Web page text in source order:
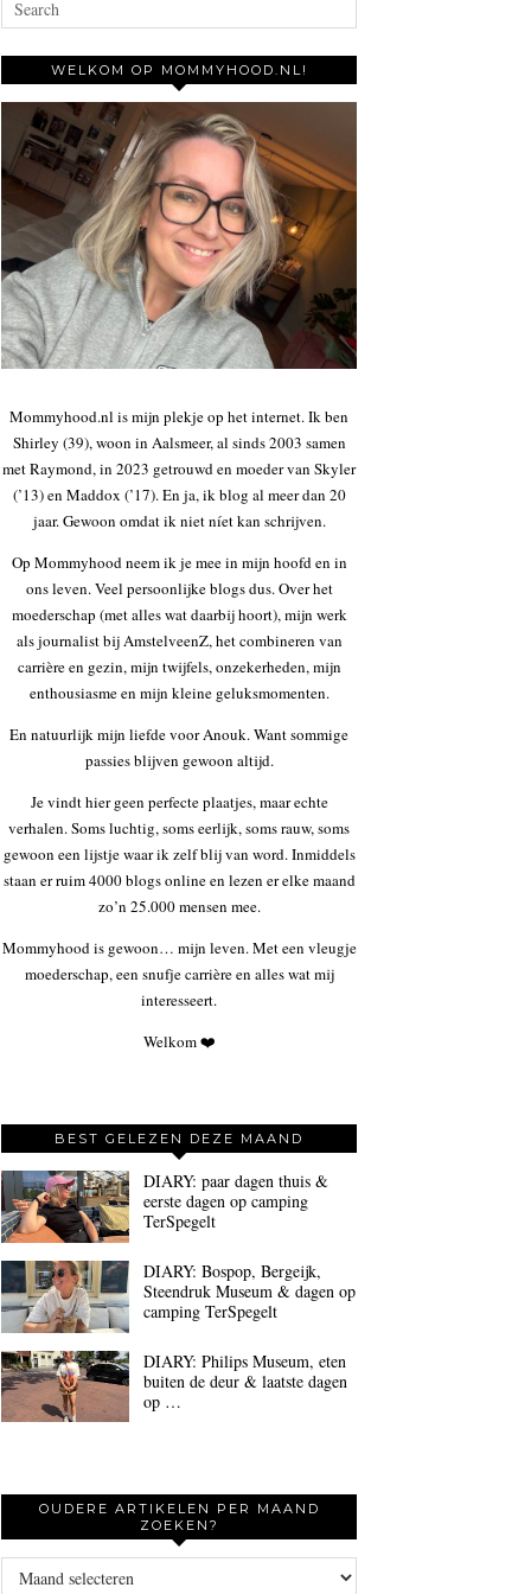
WELKOM OP MOMMYHOOD.NL!
Mommyhood.nl is mijn plekje op het internet. Ik ben
Shirley (39), woon in Aalsmeer, al sinds 2003 samen
met Raymond, in 2023 getrouwd en moeder van Skyler
(’13) en Maddox (’17). En ja, ik blog al meer dan 20
jaar. Gewoon omdat ik niet níet kan schrijven.
Op Mommyhood neem ik je mee in mijn hoofd en in
ons leven. Veel persoonlijke blogs dus. Over het
moederschap (met alles wat daarbij hoort), mijn werk
als journalist bij AmstelveenZ, het combineren van
carrière en gezin, mijn twijfels, onzekerheden, mijn
enthousiasme en mijn kleine geluksmomenten.
En natuurlijk mijn liefde voor Anouk. Want sommige
passies blijven gewoon altijd.
Je vindt hier geen perfecte plaatjes, maar echte
verhalen. Soms luchtig, soms eerlijk, soms rauw, soms
gewoon een lijstje waar ik zelf blij van word. Inmiddels
staan er ruim 4000 blogs online en lezen er elke maand
zo’n 25.000 mensen mee.
Mommyhood is gewoon… mijn leven. Met een vleugje
moederschap, een snufje carrière en alles wat mij
interesseert.
Welkom ❤️
BEST GELEZEN DEZE MAAND
DIARY: paar dagen thuis &
eerste dagen op camping
TerSpegelt
DIARY: Bospop, Bergeijk,
Steendruk Museum & dagen op
camping TerSpegelt
DIARY: Philips Museum, eten
buiten de deur & laatste dagen
op …
OUDERE ARTIKELEN PER MAAND
ZOEKEN?
Oudere